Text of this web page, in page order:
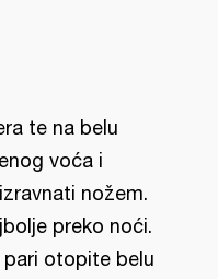
te na belu
voća i
nožem.
preko noći.
otopite belu